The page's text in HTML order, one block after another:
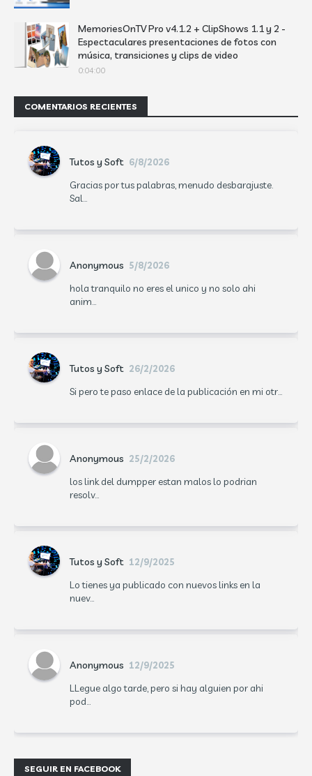
MemoriesOnTV Pro v4.1.2 + ClipShows 1.1 y 2 -
Espectaculares presentaciones de fotos con
música, transiciones y clips de video
0:04:00
COMENTARIOS RECIENTES
Tutos y Soft 6/8/2026
Gracias por tus palabras, menudo desbarajuste.
Sal...
Anonymous 5/8/2026
hola tranquilo no eres el unico y no solo ahi
anim...
Tutos y Soft 26/2/2026
Si pero te paso enlace de la publicación en mi otr...
Anonymous 25/2/2026
los link del dumpper estan malos lo podrian
resolv...
Tutos y Soft 12/9/2025
Lo tienes ya publicado con nuevos links en la
nuev...
Anonymous 12/9/2025
LLegue algo tarde, pero si hay alguien por ahi
pod...
SEGUIR EN FACEBOOK